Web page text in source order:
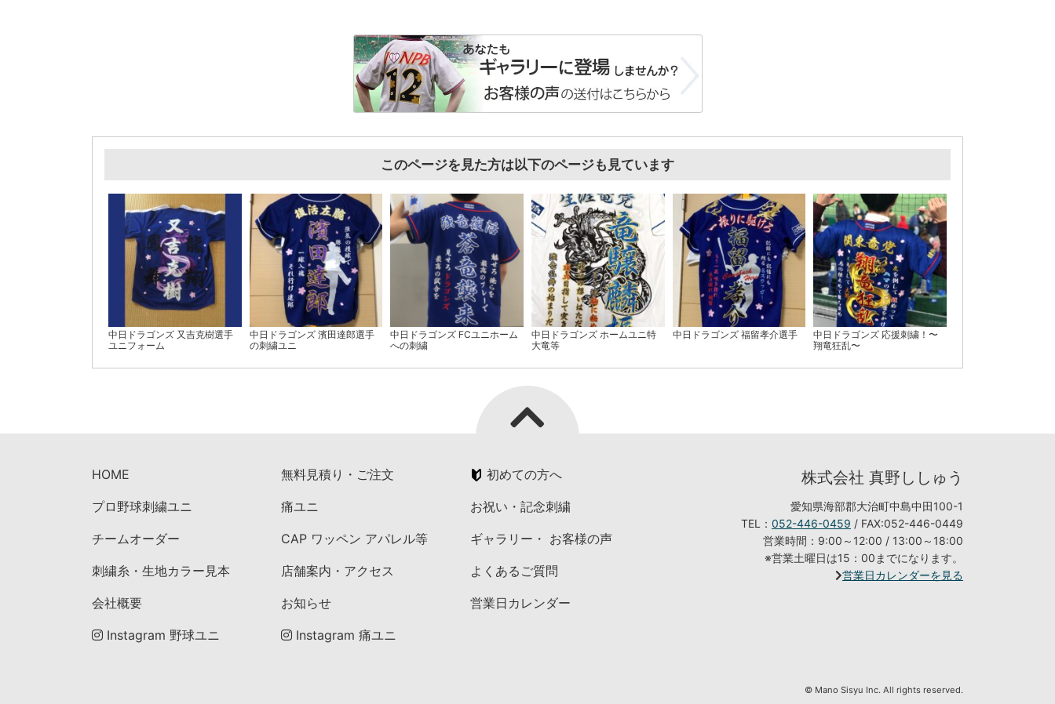
このページを見た方は以下のページも見ています
中日ドラゴンズ 又吉克樹選手
ユニフォーム
中日ドラゴンズ 濱田達郎選手
の刺繍ユニ
中日ドラゴンズ FCユニホーム
への刺繍
中日ドラゴンズ ホームユニ特
大竜等
中日ドラゴンズ 福留孝介選手
中日ドラゴンズ 応援刺繍！〜
翔竜狂乱〜
HOME 無料見積り・ご注文 初めての方へ
プロ野球刺繍ユニ 痛ユニ お祝い・記念刺繍
チームオーダー CAP ワッペン アパレル等 ギャラリー・ お客様の声
刺繍糸・生地カラー見本 店舗案内・アクセス よくあるご質問
会社概要 お知らせ 営業日カレンダー
Instagram 野球ユニ Instagram 痛ユニ
株式会社 真野ししゅう
愛知県海部郡大治町中島中田100-1
TEL： 052-446-0459 / FAX:052-446-0449
営業時間：9:00～12:00 / 13:00～18:00
※営業土曜日は15：00までになります。
営業日カレンダーを見る
© Mano Sisyu Inc. All rights reserved.